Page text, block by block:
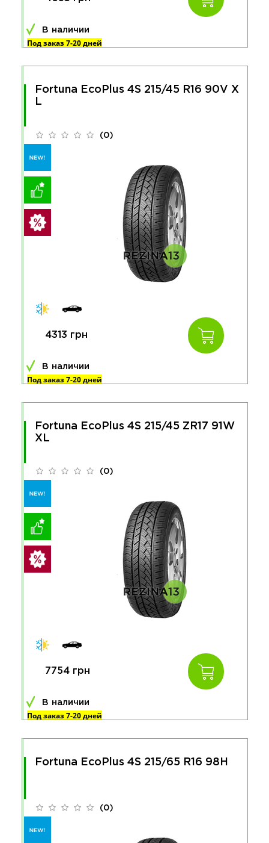
В наличии
Под заказ 7-20 дней
Fortuna EcoPlus 4S 215/45 R16 90V X
L
(0)
4313 грн
В наличии
Под заказ 7-20 дней
Fortuna EcoPlus 4S 215/45 ZR17 91W
XL
(0)
7754 грн
В наличии
Под заказ 7-20 дней
Fortuna EcoPlus 4S 215/65 R16 98H
(0)